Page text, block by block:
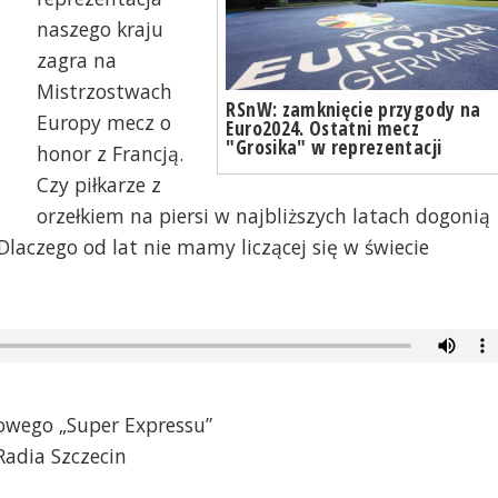
RSnW: zamknięcie przygody na
Euro2024. Ostatni mecz
"Grosika" w reprezentacji
naszego kraju
zagra na
Mistrzostwach
Europy mecz o
honor z Francją.
Czy piłkarze z
orzełkiem na piersi w najbliższych latach dogonią
od lat nie mamy liczącej się w świecie
„Super Expressu”
Szczecin